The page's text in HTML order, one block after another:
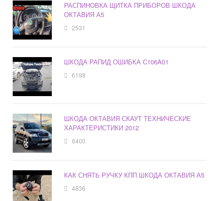
РАСПИНОВКА ЩИТКА ПРИБОРОВ ШКОДА
ОКТАВИЯ А5
2531
ШКОДА РАПИД ОШИБКА C106A01
6198
ШКОДА ОКТАВИЯ СКАУТ ТЕХНИЧЕСКИЕ
ХАРАКТЕРИСТИКИ 2012
6400
КАК СНЯТЬ РУЧКУ КПП ШКОДА ОКТАВИЯ А5
4836